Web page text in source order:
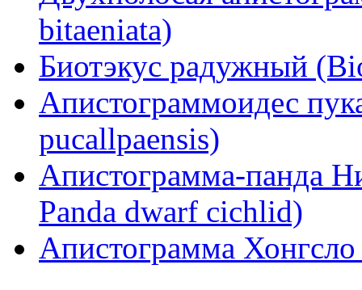
bitaeniata)
Биотэкус радужный
Апистограммоидес
pucallpaensis)
Апистограмма-панда
Panda dwarf cichlid)
Апистограмма